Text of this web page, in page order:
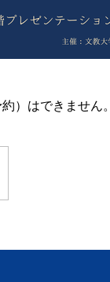
）はできません。